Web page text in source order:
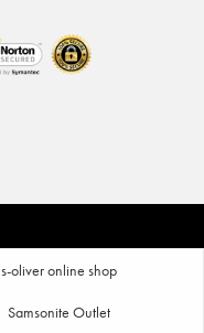
s-oliver online shop
Samsonite Outlet